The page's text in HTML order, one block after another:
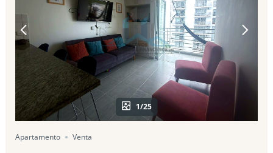
1/25
Apartamento Venta